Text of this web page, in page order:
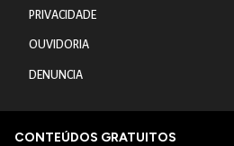
PRIVACIDADE
OUVIDORIA
DENUNCIA
CONTEÚDOS GRATUITOS